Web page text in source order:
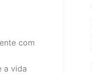
com
a vida